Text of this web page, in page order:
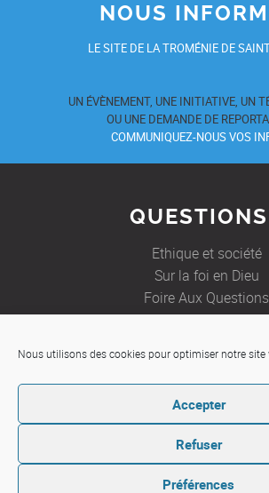
Nous utilisons des cookies pour optimiser notre site
Accepter
Refuser
Préférences
NOUS
LE SITE DE LA TROMÉNIE DE
UN ÉVÈNEMENT, UNE INITIATIVE, UN
OU UNE DEMANDE DE
COMMUNIQUEZ-NOUS VOS
QUESTIONS
Ethique et société
Sur la foi en Dieu
Foire Aux Questions
JE
Etre aidé
Ecrire à un prêtre